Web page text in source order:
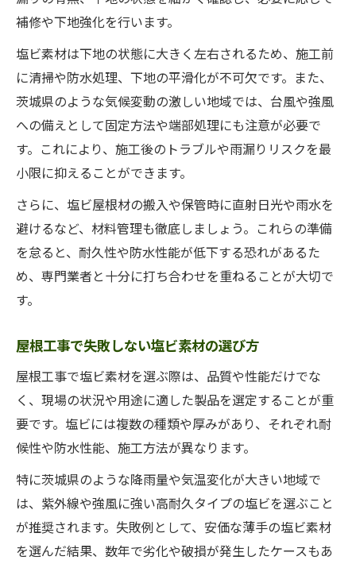
補修や下地強化を行います。
塩ビ素材は下地の状態に大きく左右されるため、施工前
に清掃や防水処理、下地の平滑化が不可欠です。また、
茨城県のような気候変動の激しい地域では、台風や強風
への備えとして固定方法や端部処理にも注意が必要で
す。これにより、施工後のトラブルや雨漏りリスクを最
小限に抑えることができます。
さらに、塩ビ屋根材の搬入や保管時に直射日光や雨水を
避けるなど、材料管理も徹底しましょう。これらの準備
を怠ると、耐久性や防水性能が低下する恐れがあるた
め、専門業者と十分に打ち合わせを重ねることが大切で
す。
屋根工事で失敗しない塩ビ素材の選び方
屋根工事で塩ビ素材を選ぶ際は、品質や性能だけでな
く、現場の状況や用途に適した製品を選定することが重
要です。塩ビには複数の種類や厚みがあり、それぞれ耐
候性や防水性能、施工方法が異なります。
特に茨城県のような降雨量や気温変化が大きい地域で
は、紫外線や強風に強い高耐久タイプの塩ビを選ぶこと
が推奨されます。失敗例として、安価な薄手の塩ビ素材
を選んだ結果、数年で劣化や破損が発生したケースもあ